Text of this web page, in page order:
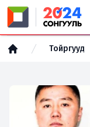
Тойргууд